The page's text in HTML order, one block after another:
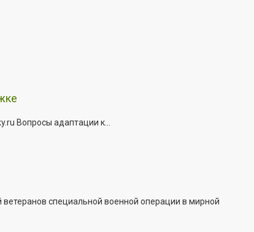
Вопросы адаптации к...
специальной военной операции в мирной